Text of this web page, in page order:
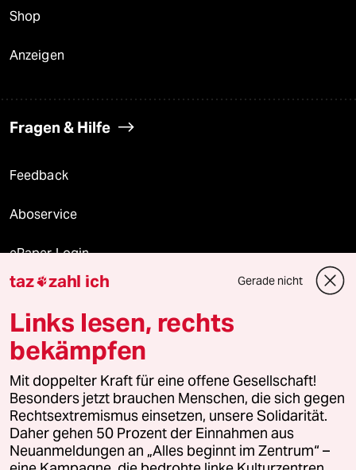
Shop
Anzeigen
Fragen & Hilfe
Feedback
Aboservice
ePaper Login
Downloads für Abonnierende
© 2026 taz Verlags und Vertriebs GmbH
Alle Rechte vorbehalten. Bei rechtlichen Fragen oder für Genehmigungen
wenden Sie sich bitte an
lizenzen@taz.de
Feedback Redaktionsstatut Kommune-Richtlinien
taz zahl ich Gerade nicht
Links lesen, rechts
bekämpfen
Mit doppelter Kraft für eine offene Gesellschaft!
Besonders jetzt brauchen Menschen, die sich gegen
Rechtsextremismus einsetzen, unsere Solidarität.
Daher gehen 50 Prozent der Einnahmen aus
Neuanmeldungen an „Alles beginnt im Zentrum“ –